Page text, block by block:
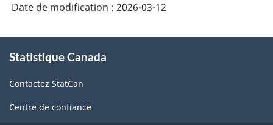
Date de modification : 2026-03-12
propos
ce
site
Statistique Canada
Contactez StatCan
Centre de confiance